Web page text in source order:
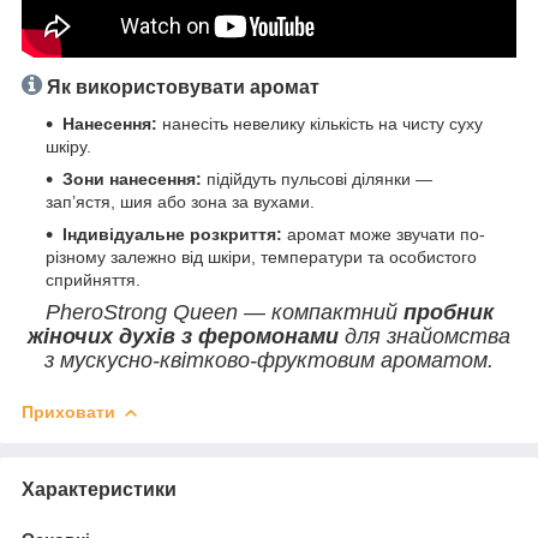
Як використовувати аромат
Нанесення: нанесіть невелику кількість на чисту суху
шкіру.
Зони нанесення: підійдуть пульсові ділянки —
зап’ястя, шия або зона за вухами.
Індивідуальне розкриття: аромат може звучати по-
різному залежно від шкіри, температури та особистого
сприйняття.
PheroStrong Queen — компактний пробник
жіночих духів з феромонами для знайомства
з мускусно-квітково-фруктовим ароматом.
Приховати
Характеристики